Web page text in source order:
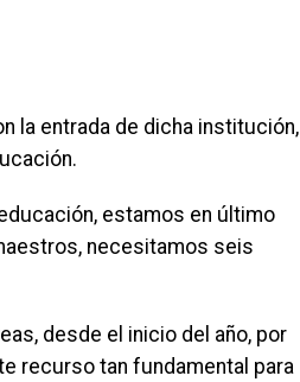
la entrada de dicha institución,
estamos en último
necesitamos seis
desde el inicio del año, por
recurso tan fundamental para